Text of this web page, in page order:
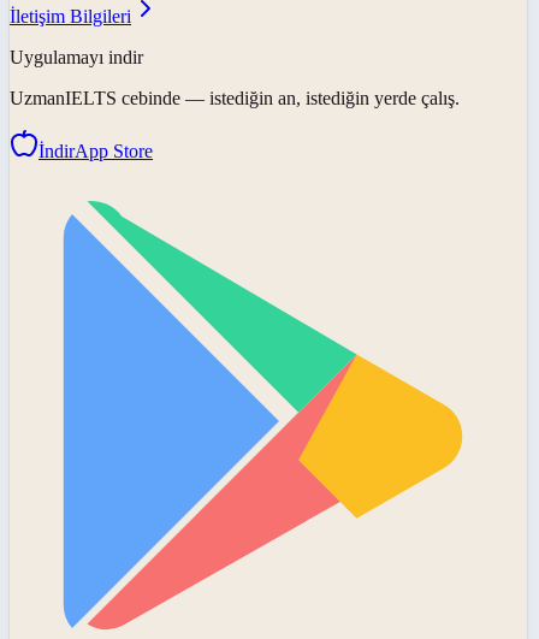
İletişim Bilgileri
Uygulamayı indir
UzmanIELTS cebinde — istediğin an, istediğin yerde çalış.
İndirApp Store